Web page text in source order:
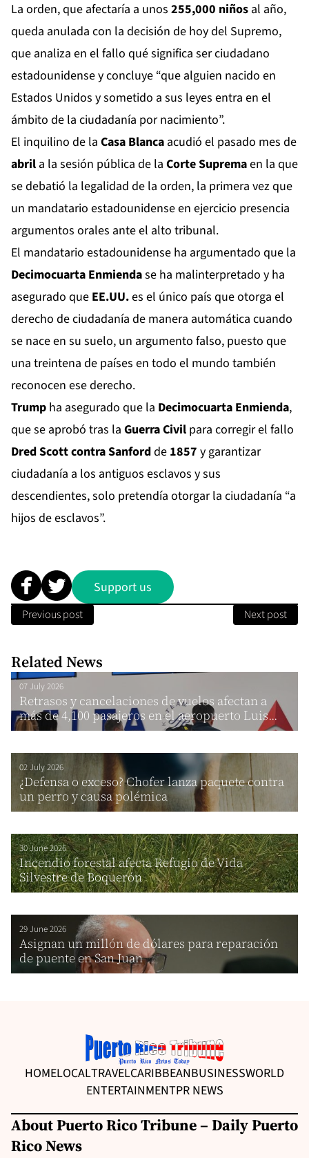
La orden, que afectaría a unos 255,000 niños al año,
queda anulada con la decisión de hoy del Supremo,
que analiza en el fallo qué significa ser ciudadano
estadounidense y concluye “que alguien nacido en
Estados Unidos y sometido a sus leyes entra en el
ámbito de la ciudadanía por nacimiento”.
El inquilino de la Casa Blanca acudió el pasado mes de
abril a la sesión pública de la Corte Supremaen la que
se debatió la legalidad de la orden, la primera vez que
un mandatario estadounidense en ejercicio presencia
argumentos orales ante el alto tribunal.
El mandatario estadounidense ha argumentado que la
Decimocuarta Enmiendase ha malinterpretado y ha
asegurado que EE.UU.es el único país que otorga el
derecho de ciudadanía de manera automática cuando
se nace en su suelo, un argumento falso, puesto que
una treintena de países en todo el mundo también
reconocen ese derecho.
Trump ha asegurado que la Decimocuarta Enmienda,
que se aprobó tras la Guerra Civil para corregir el fallo
Dred Scott contra Sanfordde 1857 y garantizar
ciudadanía a los antiguos esclavos y sus
descendientes, solo pretendía otorgar la ciudadanía “a
hijos de esclavos”.
Support us
Previous post Next post
Related News
07 July 2026
Retrasos y cancelaciones de vuelos afectan a
más de 4,100 pasajeros en el aeropuerto Luis...
02 July 2026
¿Defensa o exceso? Chofer lanza paquete contra
un perro y causa polémica
30 June 2026
Incendio forestal afecta Refugio de Vida
Silvestre de Boquerón
29 June 2026
Asignan un millón de dólares para reparación
de puente en San Juan
HOMELOCALTRAVELCARIBBEANBUSINESSWORLD
ENTERTAINMENTPR NEWS
About Puerto Rico Tribune – Daily Puerto
Rico News